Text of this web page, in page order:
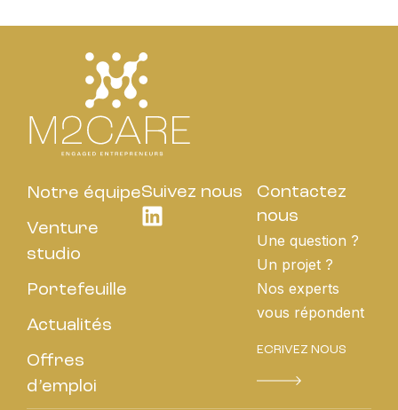
Notre équipe
Venture
studio
Portefeuille
Actualités
Offres
d’emploi
Suivez nous
Contactez
nous
Une question ?
Un projet ?
Nos experts
vous répondent
ECRIVEZ NOUS